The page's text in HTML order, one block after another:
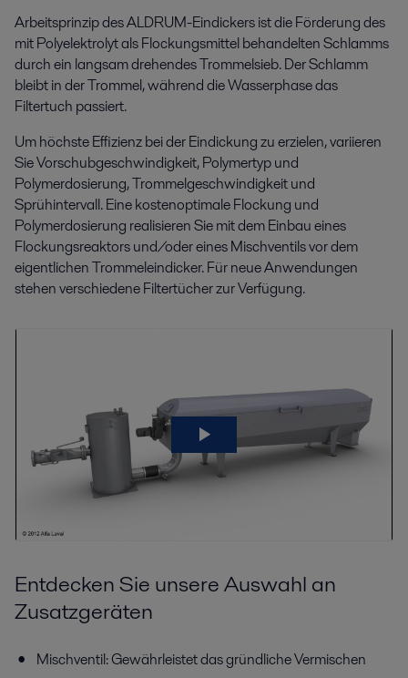
Arbeitsprinzip des ALDRUM-Eindickers ist die Förderung des
mit Polyelektrolyt als Flockungsmittel behandelten Schlamms
durch ein langsam drehendes Trommelsieb. Der Schlamm
bleibt in der Trommel, während die Wasserphase das
Filtertuch passiert.
Um höchste Effizienz bei der Eindickung zu erzielen, variieren
Sie Vorschubgeschwindigkeit, Polymertyp und
Polymerdosierung, Trommelgeschwindigkeit und
Sprühintervall. Eine kostenoptimale Flockung und
Polymerdosierung realisieren Sie mit dem Einbau eines
Flockungsreaktors und/oder eines Mischventils vor dem
eigentlichen Trommeleindicker. Für neue Anwendungen
stehen verschiedene Filtertücher zur Verfügung.
Entdecken Sie unsere Auswahl an
Zusatzgeräten
Mischventil: Gewährleistet das gründliche Vermischen